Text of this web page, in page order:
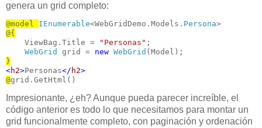
genera un grid completo:
@model IEnumerable<WebGridDemo.Models. Persona
@{
ViewBag.Title =
"Personas" ;
WebGrid
grid = new WebGrid
}
<h2>Personas</ h2>
@grid.GetHtml()
Impresionante, ¿eh? Aunque pueda parecer increíble, el
código anterior es todo lo que necesitamos para montar un
grid funcionalmente completo, con paginación y ordenación